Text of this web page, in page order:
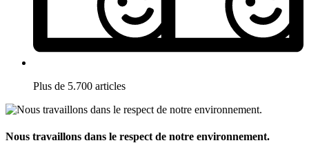
Plus de 5.700 articles
Nous travaillons dans le respect de notre environnement.